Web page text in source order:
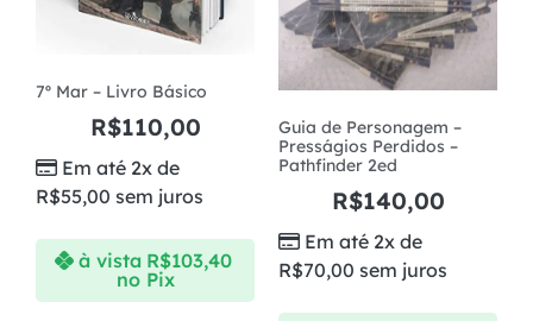
7º Mar – Livro Básico
R$110,00
Em até 2x de
R$55,00 sem juros
à vista R$103,40
no Pix
Guia de Personagem –
Presságios Perdidos –
Pathfinder 2ed
R$140,00
Em até 2x de
R$70,00 sem juros